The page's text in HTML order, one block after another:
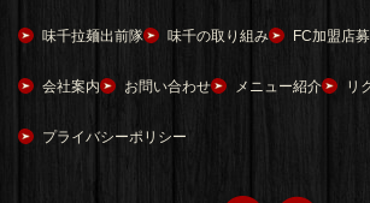
味千拉麺出前隊 味千の取り組み FC加盟店
会社案内 お問い合わせ メニュー紹介 リ
プライバシーポリシー